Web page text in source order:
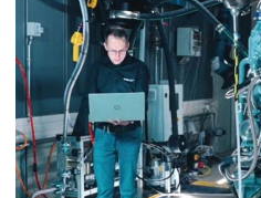
digitaal
gepersonaliseerd
voedingsadvies
levert
meetbare
gezondheidsvoordelen
op